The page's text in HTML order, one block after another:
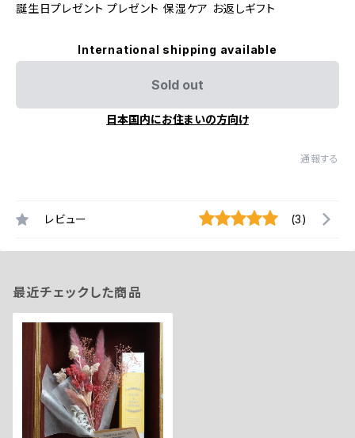
誕生日プレゼント プレゼント 保湿ケア お返しギフト
International shipping available
Sold out
日本国内にお住まいの方向け
通報する
レビュー (3)
最近チェックした商品